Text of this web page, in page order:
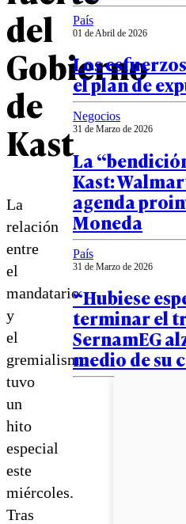
del
Gobierno
de
Kast
La
relación
entre
el
mandatario
y
el
gremialismo
tuvo
un
hito
especial
este
miércoles.
Tras
País
01 de Abril de 2026
Los
el plan de
Negocios
31 de Marzo de 2026
La
Kast:
agenda
Moneda
País
31 de Marzo de 2026
“Hubiese
terminar el
SernamEG
medio de su